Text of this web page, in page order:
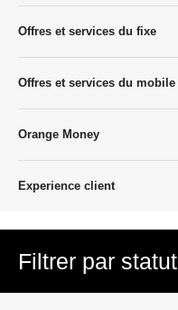
Offres et services du fixe
Offres et services du mobile
Orange Money
Experience client
Filtrer par statut